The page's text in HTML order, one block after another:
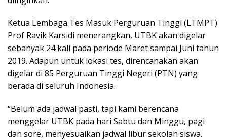
Ketua Lembaga Tes Masuk Perguruan Tinggi (LTMPT)
Prof Ravik Karsidi menerangkan, UTBK akan digelar
sebanyak 24 kali pada periode Maret sampai Juni tahun
2019. Adapun untuk lokasi tes, direncanakan akan
digelar di 85 Perguruan Tinggi Negeri (PTN) yang
berada di seluruh Indonesia.
“Belum ada jadwal pasti, tapi kami berencana
menggelar UTBK pada hari Sabtu dan Minggu, pagi
dan sore, menyesuaikan jadwal libur sekolah siswa.